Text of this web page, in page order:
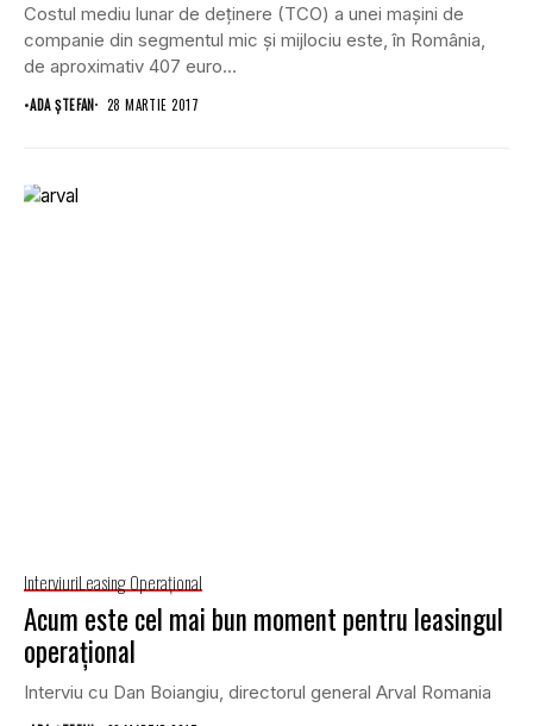
Costul mediu lunar de deţinere (TCO) a unei maşini de
companie din segmentul mic şi mijlociu este, în România,
de aproximativ 407 euro...
•ADA ȘTEFAN 28 MARTIE 2017
InterviuriLeasing Operaţional
Acum este cel mai bun moment pentru leasingul
operaţional
Interviu cu Dan Boiangiu, directorul general Arval Romania